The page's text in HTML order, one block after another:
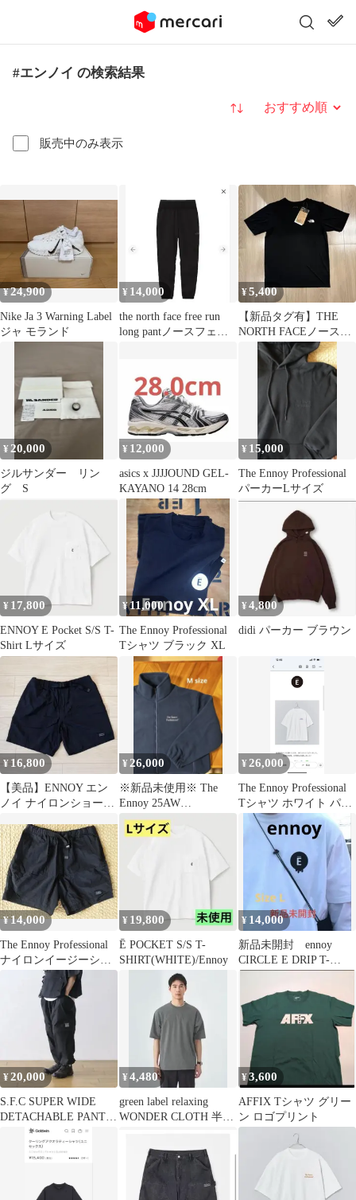
#エンノイ の検索結果
販売中のみ表示
並び替え
¥24,900
Nike Ja 3 Warning Label
ジャ モランド
¥ 14,000
the north face free run
long pantノースフェイ
¥5,400
【新品タグ有】THE
NORTH FACEノースフ
ェイス メランジクルー
Tシャツ
¥ 20,000
ジルサンダー リン
グ S
¥ 12,000
asics x JJJJOUND GEL-
KAYANO 14 28cm
¥ 15,000
The Ennoy Professional
パーカーLサイズ
¥ 17,800
ENNOY E Pocket S/S T-
Shirt Lサイズ
¥11,000
The Ennoy Professional
Tシャツ ブラック XL
¥4,800
didi パーカー ブラウン
¥ 16,800
【美品】ENNOY エン
ノイ ナイロンショーツ
¥ 26,000
※新品未使用※ The
Ennoy 25AW
FleeceJacket M
¥ 26,000
The Ennoy Professional
Tシャツ ホワイト パー
プル S
¥14,000
The Ennoy Professional
ナイロンイージーショ
ーツMサイズ
¥ 19,800
Ē POCKET S/S T-
SHIRT(WHITE)/Ennoy
¥ 14,000
新品未開封 ennoy
CIRCLE E DRIP T-
¥20,000
S.F.C SUPER WIDE
DETACHABLE PANTS
ブラック M
¥4,480
green label relaxing
WONDER CLOTH 半袖
¥3,600
AFFIX Tシャツ グリー
ン ロゴプリント